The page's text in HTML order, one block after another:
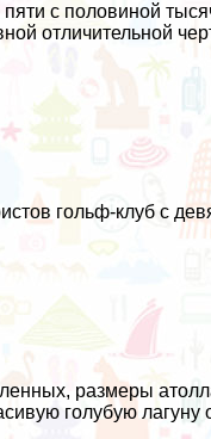
с половиной
отличительной
гольф-клуб с
размеры
голубую